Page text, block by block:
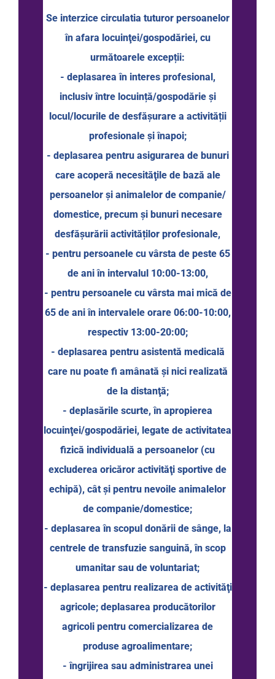
Se interzice circulatia tuturor persoanelor
în afara locuinţei/gospodăriei, cu
următoarele excepții:
- deplasarea în interes profesional,
inclusiv între locuință/gospodărie şi
locul/locurile de desfăşurare a activității
profesionale şi înapoi;
- deplasarea pentru asigurarea de bunuri
care acoperă necesităţile de bază ale
persoanelor şi animalelor de companie/
domestice, precum şi bunuri necesare
desfăşurării activităților profesionale,
- pentru persoanele cu vârsta de peste 65
de ani în intervalul 10:00-13:00,
- pentru persoanele cu vârsta mai mică de
65 de ani în intervalele orare 06:00-10:00,
respectiv 13:00-20:00;
- deplasarea pentru asistentă medicală
care nu poate fi amânată şi nici realizată
de la distanţă;
- deplasările scurte, în apropierea
locuinţei/gospodăriei, legate de activitatea
fizică individuală a persoanelor (cu
excluderea oricăror activităţi sportive de
echipă), cât şi pentru nevoile animalelor
de companie/domestice;
- deplasarea în scopul donării de sânge, la
centrele de transfuzie sanguină, în scop
umanitar sau de voluntariat;
- deplasarea pentru realizarea de activităţi
agricole; deplasarea producătorilor
agricoli pentru comercializarea de
produse agroalimentare;
- îngrijirea sau administrarea unei